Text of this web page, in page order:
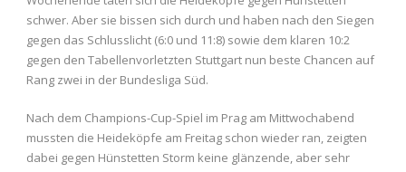
schwer. Aber sie bissen sich durch und haben nach den Siegen
gegen das Schlusslicht (6:0 und 11:8) sowie dem klaren 10:2
gegen den Tabellenvorletzten Stuttgart nun beste Chancen auf
Rang zwei in der Bundesliga Süd.
Nach dem Champions-Cup-Spiel im Prag am Mittwochabend
mussten die Heideköpfe am Freitag schon wieder ran, zeigten
dabei gegen Hünstetten Storm keine glänzende, aber sehr